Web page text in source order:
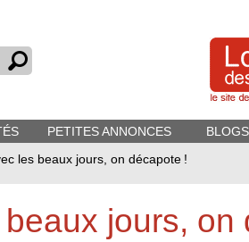
PETITES ANNONCES
les beaux jours, on décapote !
jours, on